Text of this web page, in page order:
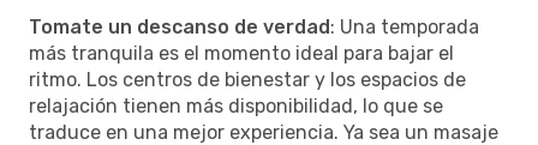
Tomate un descanso de verdad: Una temporada
más tranquila es el momento ideal para bajar el
ritmo. Los centros de bienestar y los espacios de
relajación tienen más disponibilidad, lo que se
traduce en una mejor experiencia. Ya sea un masaje